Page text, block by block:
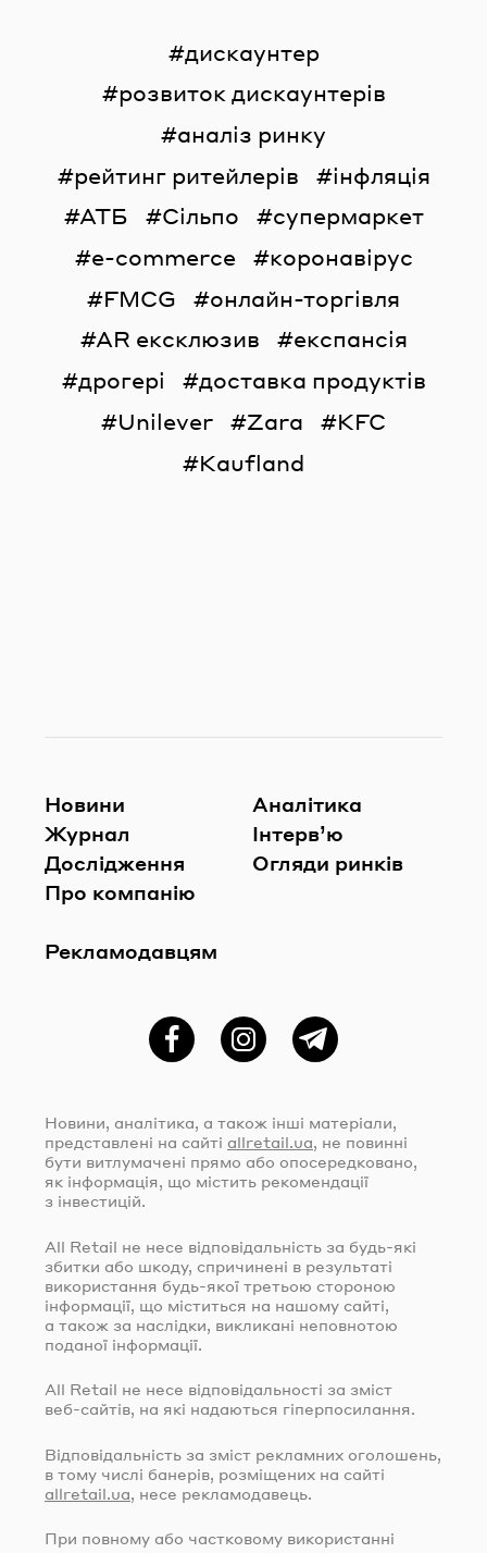
дискаунтер
розвиток дискаунтерів
аналіз ринку
рейтинг ритейлерів
інфляція
АТБ
Сільпо
супермаркет
e-commerce
коронавірус
FMCG
онлайн-торгівля
AR ексклюзив
експансія
дрогері
доставка продуктів
Unilever
Zara
KFC
Kaufland
Новини
Журнал
Дослідження
Про компанію
Рекламодавцям
Аналітика
Інтерв’ю
Огляди ринків
ФейсбукInstagramTelegram
Новини, аналітика, а також інші матеріали,
представлені на сайті allretail.ua, не повинні
бути витлумачені прямо або опосередковано,
як інформація, що містить рекомендації
з інвестицій.
All Retail не несе відповідальність за будь-які
збитки або шкоду, спричинені в результаті
використання будь-якої третьою стороною
інформації, що міститься на нашому сайті,
а також за наслідки, викликані неповнотою
поданої інформації.
All Retail не несе відповідальності за зміст
веб-сайтів, на які надаються гіперпосилання.
Відповідальність за зміст рекламних оголошень,
в тому числі банерів, розміщених на сайті
allretail.ua , несе рекламодавець.
При повному або частковому використанні